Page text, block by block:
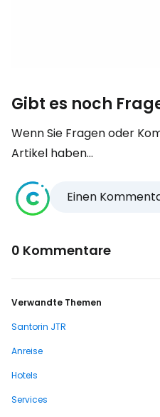
Gibt es noch
Wenn Sie Fragen oder
Artikel haben...
Einen
0 Kommentare
Verwandte Themen
Santorin JTR
Anreise
Hotels
Services